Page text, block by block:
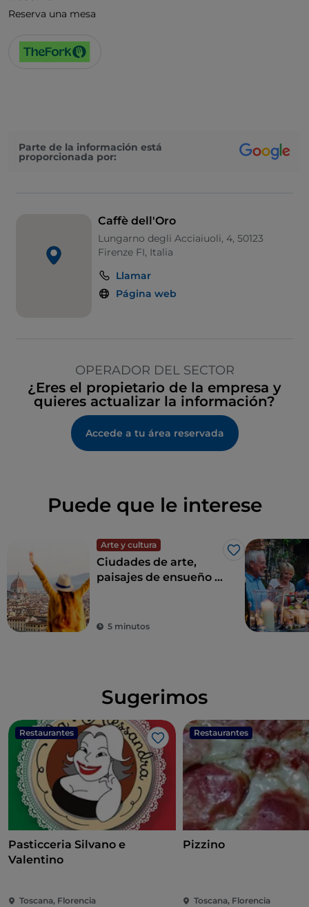
Reserva una mesa
Parte de la información está
proporcionada por:
Caffè dell'Oro
Lungarno degli Acciaiuoli, 4, 50123
Firenze FI, Italia
Llamar
Página web
OPERADOR DEL SECTOR
¿Eres el propietario de la empresa y
quieres actualizar la información?
Accede a tu área reservada
Puede que le interese
Arte y cultura
Me gusta
Ciudades de arte,
paisajes de ensueño y
de todo turista
5 minutos
Sugerimos
Restaurantes
Me gusta
Pasticceria Silvano e
Valentino
Toscana, Florencia
Restaurantes
Pizzino
Toscana, Florencia